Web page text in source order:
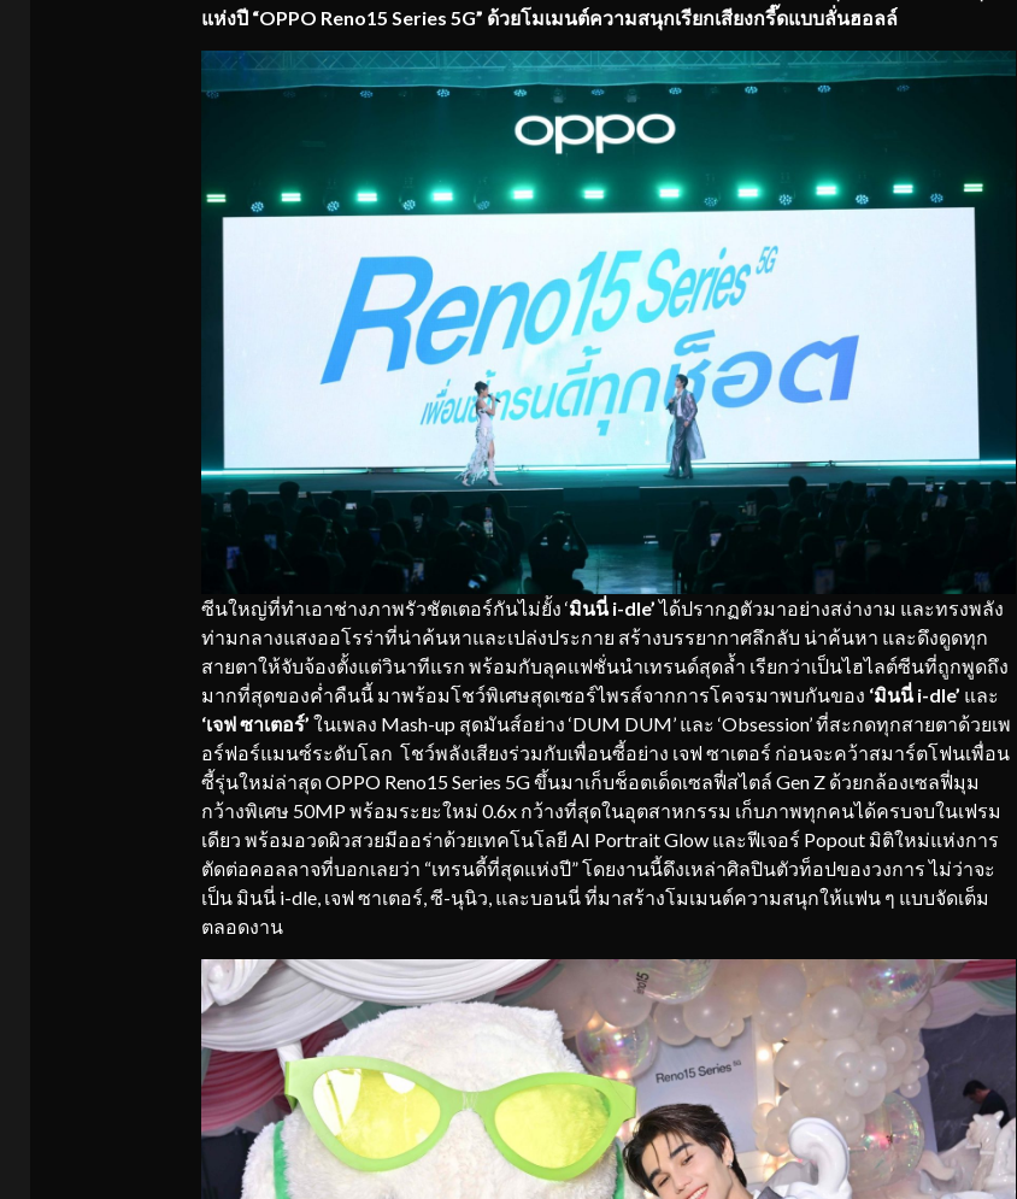
แห่งปี “OPPO Reno15 Series 5G” ด้วยโมเมนต์ความสนุกเรียกเสียงกรี๊ดแบบลั่นฮอลล์
ซีนใหญ่ที่ทำเอาช่างภาพรัวชัตเตอร์กันไม่ยั้ง ‘มินนี่ i-dle’ได้ปรากฏตัวมาอย่างสง่างาม และทรงพลัง
ท่ามกลางแสงออโรร่าที่น่าค้นหาและเปล่งประกาย สร้างบรรยากาศลึกลับ น่าค้นหา และดึงดูดทุก
สายตาให้จับจ้องตั้งแต่วินาทีแรก พร้อมกับลุคแฟชั่นนำเทรนด์สุดล้ำ เรียกว่าเป็นไฮไลต์ซีนที่ถูกพูดถึง
มากที่สุดของค่ำคืนนี้ มาพร้อมโชว์พิเศษสุดเซอร์ไพรส์จากการโคจรมาพบกันของ ‘มินนี่ i-dle’ และ
‘เจฟ ซาเตอร์’ ในเพลง Mash-up สุดมันส์อย่าง ‘DUM DUM’ และ ‘Obsession’ ที่สะกดทุกสายตาด้วยเพ
อร์ฟอร์แมนซ์ระดับโลก โชว์พลังเสียงร่วมกับเพื่อนซี้อย่าง เจฟ ซาเตอร์ ก่อนจะคว้าสมาร์ตโฟนเพื่อน
ซี้รุ่นใหม่ล่าสุด OPPO Reno15 Series 5G ขึ้นมาเก็บช็อตเด็ดเซลฟี่สไตล์ Gen Z ด้วยกล้องเซลฟี่มุม
กว้างพิเศษ 50MP พร้อมระยะใหม่ 0.6x กว้างที่สุดในอุตสาหกรรม เก็บภาพทุกคนได้ครบจบในเฟรม
เดียว พร้อมอวดผิวสวยมีออร่าด้วยเทคโนโลยี AI Portrait Glow และฟีเจอร์ Popout มิติใหม่แห่งการ
ตัดต่อคอลลาจที่บอกเลยว่า “เทรนดี้ที่สุดแห่งปี” โดยงานนี้ดึงเหล่าศิลปินตัวท็อปของวงการ ไม่ว่าจะ
เป็น มินนี่ i-dle, เจฟ ซาเตอร์, ซี-นุนิว, และบอนนี่ ที่มาสร้างโมเมนต์ความสนุกให้แฟน ๆ แบบจัดเต็ม
ตลอดงาน